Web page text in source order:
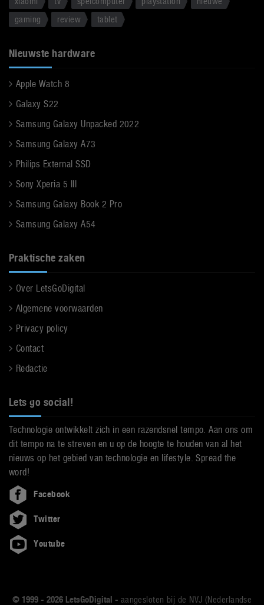
gaming
review tablet
Nieuwste hardware
Apple Watch 8
Galaxy S22
Samsung Galaxy Unpacked 2022
Samsung Galaxy A73
Philips External SSD
Sony Xperia 5 III
Samsung Galaxy Book 2 Pro
Samsung Galaxy A54
Praktische zaken
Over LetsGoDigital
Algemene voorwaarden
Privacy policy
Contact
Redactie
Lets go social!
Technologie ontwikkelt zich in een razendsnel tempo. Aan ons om
dit tempo na te streven en u op de hoogte te houden van al het
nieuws op het gebied van technologie en lifestyle. Spread the
word!
Facebook
Twitter
Youtube
© 1999 - 2026 LetsGoDigital - aangesloten bij de NVJ (Nederlandse